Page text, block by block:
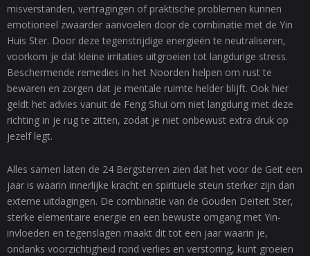
misverstanden, vertragingen of praktische problemen kunnen
emotioneel zwaarder aanvoelen door de combinatie met de Yin
Huis Ster. Door deze tegenstrijdige energieën te neutraliseren,
voorkom je dat kleine irritaties uitgroeien tot langdurige stress.
Beschermende remedies in het Noorden helpen om rust te
bewaren en zorgen dat je mentale ruimte helder blijft. Ook hier
geldt het advies vanuit de Feng Shui om niet langdurig met deze
richting in je rug te zitten, zodat je niet onbewust extra druk op
jezelf legt.
Alles samen laten de 24 Bergsterren zien dat het voor de Geit een
jaar is waarin innerlijke kracht en spirituele steun sterker zijn dan
externe uitdagingen. De combinatie van de Gouden Deïteit Ster,
sterke elementaire energie en een bewuste omgang met Yin-
invloeden en tegenslagen maakt dit tot een jaar waarin je,
ondanks voorzichtigheid rond verlies en verstoring, kunt groeien